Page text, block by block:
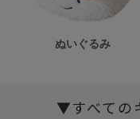
ぬいぐるみ
▼すべての